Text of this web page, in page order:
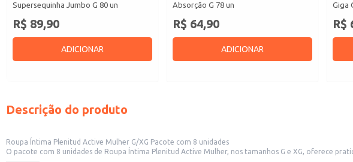
Supersequinha Jumbo G 80 un
R$ 89,90
ADICIONAR
Absorção G 78 un
R$ 64,90
ADICIONAR
Giga
R$
Descrição do produto
Roupa Íntima Plenitud Active Mulher G/XG Pacote com 8 unidades
O pacote com 8 unidades de Roupa Íntima Plenitud Active Mulher, nos tamanhos G e XG, oferece praticidade e absorção para o dia a dia. Ideal para revenda em